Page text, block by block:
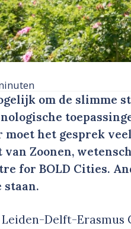
om de slimme
moet het gesprek
Zoonen,
for BOLD Cities.
staan.
Delft-Erasmus